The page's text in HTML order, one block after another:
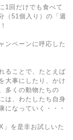
1回だけでも食べて
（51個入り）の「週
ンペーンに呼応した
ることで、たとえば
大事にしたり、かけ
多くの動物たちの
は、わたしたち自身
になっていく・・・
」を是非お試しいた